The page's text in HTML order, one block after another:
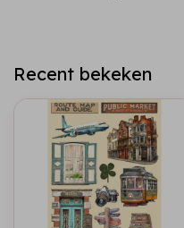
Recent bekeken